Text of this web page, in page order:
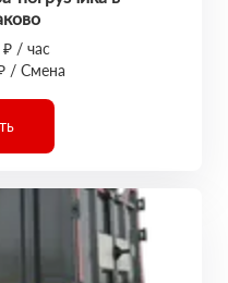
/ час
/ Смена